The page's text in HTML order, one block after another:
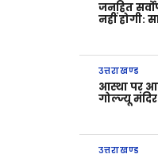
जनहित
नहीं होगी:
उत्तराखण्ड
आस्था पर
गोल्ज्यू
उत्तराखण्ड